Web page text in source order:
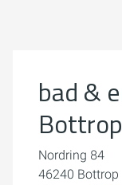
bad &
Nordring 84
46240 Bottrop